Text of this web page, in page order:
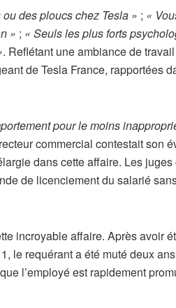
des ploucs chez Tesla » ; «
» ; « Seuls les plus forts
. Reflétant une ambiance de
de Tesla France, rapportées
pour le moins
commercial contestait son
dans cette affaire. Les
de licenciement du salarié
incroyable affaire. Après avoir
le requérant a été muté deux
l’employé est rapidement